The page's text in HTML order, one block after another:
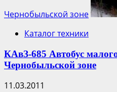
Чернобыльской зоне
Каталог техники
КАвЗ-685 Автобус
Чернобыльской зоне
11.03.2011